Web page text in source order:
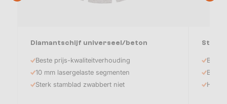
Diamantschijf universeel/beton
Beste prijs-kwaliteitverhouding
10 mm lasergelaste segmenten
Sterk stamblad zwabbert niet
Basic
Blik